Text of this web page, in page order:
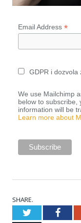
Email Address *
GDPR i dozvola
We use Mailchimp
below to subscribe,
information will be
Learn more about
SHARE.
Twitter